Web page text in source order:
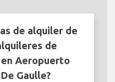
de alquiler de
de
Aeropuerto
Gaulle?